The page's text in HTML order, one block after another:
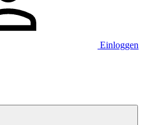
Einloggen